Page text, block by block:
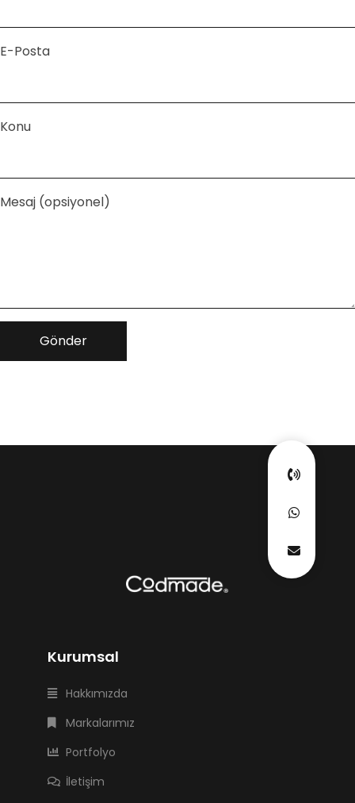
E-Posta
Konu
Mesaj (opsiyonel)
Kurumsal
Hakkımızda
Markalarımız
Portfolyo
İletişim